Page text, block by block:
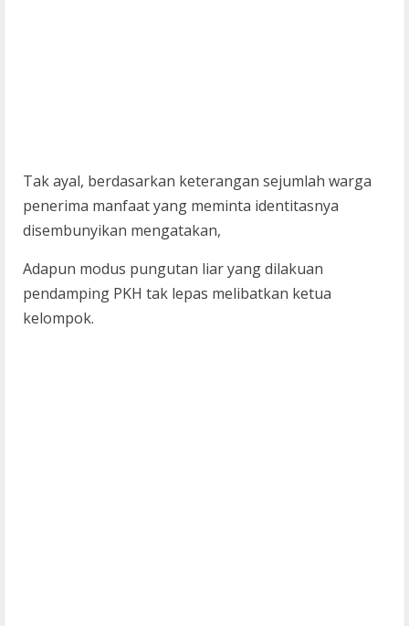
Tak ayal, berdasarkan keterangan sejumlah warga
penerima manfaat yang meminta identitasnya
disembunyikan mengatakan,
Adapun modus pungutan liar yang dilakuan
pendamping PKH tak lepas melibatkan ketua
kelompok.